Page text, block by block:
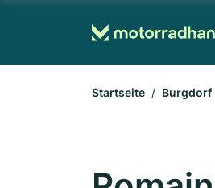
Startseite Burgdorf